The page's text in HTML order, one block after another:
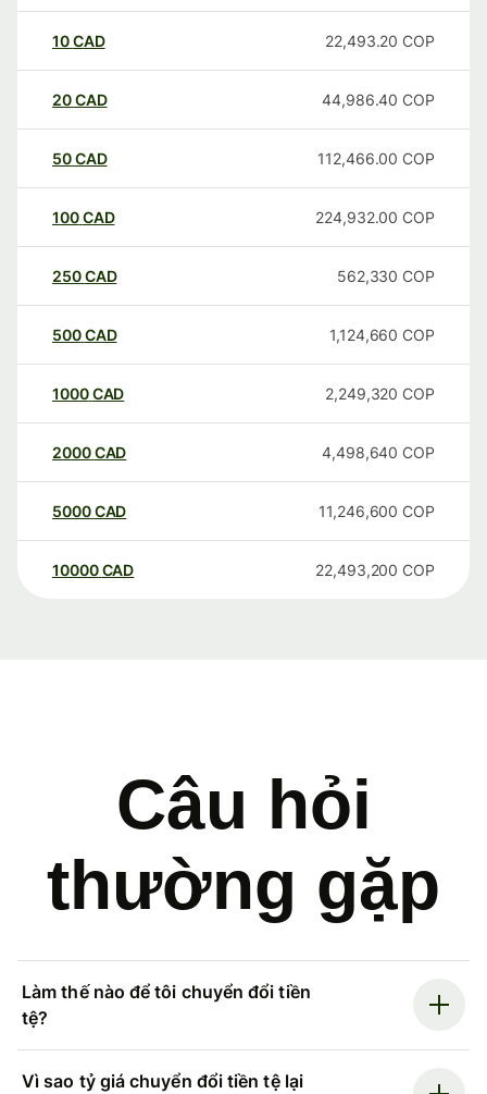
10CAD 22,493.20 COP
20CAD 44,986.40 COP
50CAD 112,466.00 COP
100CAD 224,932.00 COP
250CAD 562,330 COP
500CAD 1,124,660 COP
1000CAD 2,249,320 COP
2000CAD 4,498,640 COP
5000CAD 11,246,600 COP
10000 CAD 22,493,200 COP
Câu hỏi
thường gặp
Làm thế nào để tôi chuyển đổi tiền
tệ?
Vì sao tỷ giá chuyển đổi tiền tệ lại